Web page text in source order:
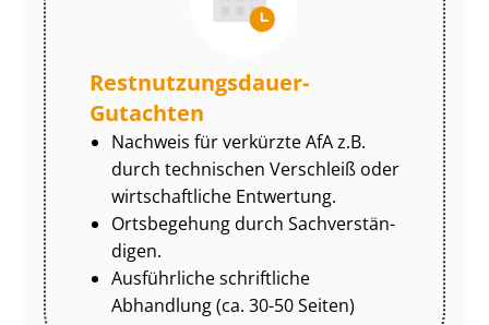
Rest­nut­zungs­dau­er-
Gutachten
Nachweis für verkürzte AfA z.B.
durch technischen Verschleiß oder
wirtschaftliche Entwertung.
Ortsbegehung durch Sach­ver­stän­
di­gen.
Ausführliche schriftliche
Abhandlung (ca. 30-50 Seiten)